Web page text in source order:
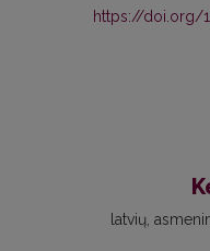
https://doi.org/
latvių